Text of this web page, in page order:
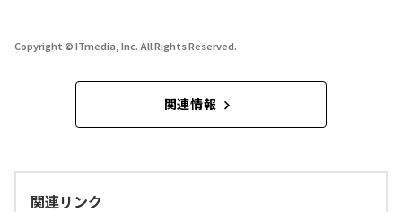
Copyright © ITmedia, Inc. All Rights Reserved.
関連情報
関連リンク